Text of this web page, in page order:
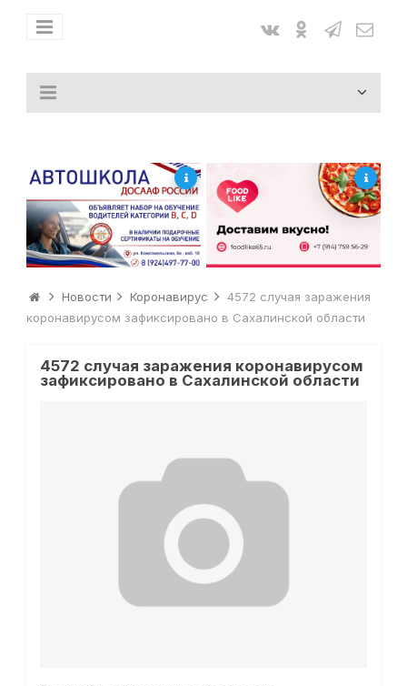
Новости Коронавирус
4572 случая заражения
коронавирусом зафиксировано в Сахалинской области
4572 случая заражения коронавирусом
зафиксировано в Сахалинской области